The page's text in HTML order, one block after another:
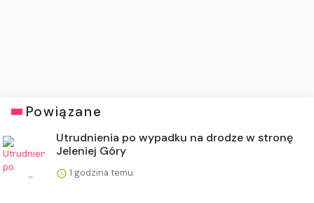
Powiązane
Utrudnienia po wypadku na drodze w stronę
Jeleniej Góry
1 godzina temu